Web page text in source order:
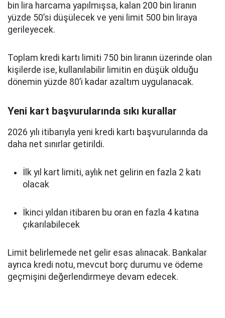
bin lira harcama yapılmışsa, kalan 200 bin liranın
yüzde 50’si düşülecek ve yeni limit 500 bin liraya
gerileyecek.
Toplam kredi kartı limiti 750 bin liranın üzerinde olan
kişilerde ise, kullanılabilir limitin en düşük olduğu
dönemin yüzde 80’i kadar azaltım uygulanacak.
Yeni kart başvurularında sıkı kurallar
2026 yılı itibarıyla yeni kredi kartı başvurularında da
daha net sınırlar getirildi.
İlk yıl kart limiti, aylık net gelirin en fazla 2 katı
olacak
İkinci yıldan itibaren bu oran en fazla 4 katına
çıkarılabilecek
Limit belirlemede net gelir esas alınacak. Bankalar
ayrıca kredi notu, mevcut borç durumu ve ödeme
geçmişini değerlendirmeye devam edecek.